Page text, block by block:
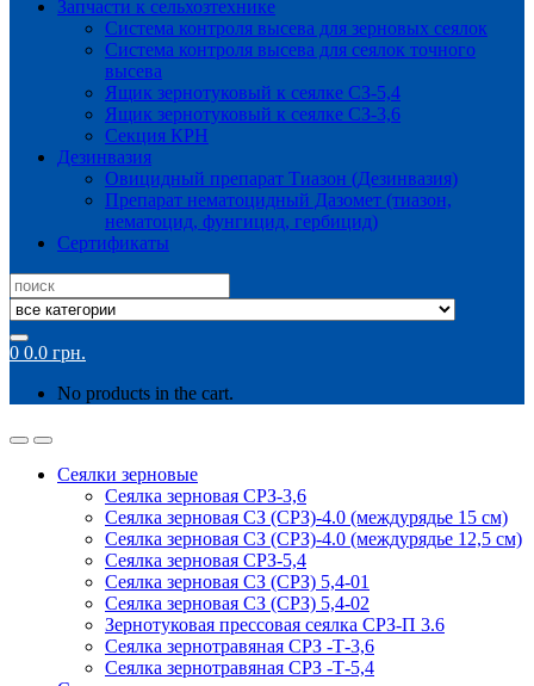
Запчасти к сельхозтехнике
Система контроля высева для зерновых сеялок
Система контроля высева для сеялок точного
высева
Ящик зернотуковый к сеялке СЗ-5,4
Ящик зернотуковый к сеялке СЗ-3,6
Секция КРН
Дезинвазия
Овицидный препарат Тиазон (Дезинвазия)
Препарат нематоцидный Дазомет (тиазон,
нематоцид, фунгицид, гербицид)
Сертификаты
Search
for:
0 0.0 грн.
No products in the cart.
Сеялки зерновые
Сеялка зерновая СРЗ-3,6
Сеялка зерновая СЗ (СРЗ)-4.0 (междурядье 15 см)
Сеялка зерновая СЗ (СРЗ)-4.0 (междурядье 12,5 см)
Сеялка зерновая СРЗ-5,4
Сеялка зерновая СЗ (СРЗ) 5,4-01
Сеялка зерновая СЗ (СРЗ) 5,4-02
Зернотуковая прессовая сеялка СРЗ-П 3.6
Сеялка зернотравяная СРЗ -Т-3,6
Сеялка зернотравяная СРЗ -Т-5,4